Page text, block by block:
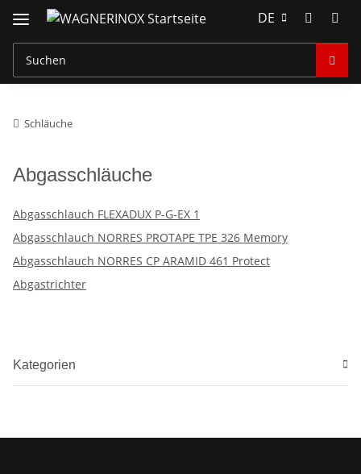
DE
Schläuche
Abgasschläuche
Abgasschlauch FLEXADUX P-G-EX 1
Abgasschlauch NORRES PROTAPE TPE 326 Memory
Abgasschlauch NORRES CP ARAMID 461 Protect
Abgastrichter
Kategorien